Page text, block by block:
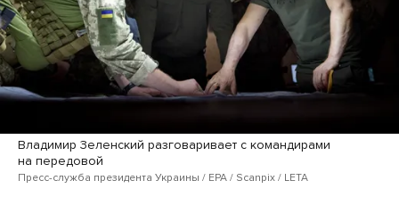
Владимир Зеленский разговаривает с командирами
на передовой
Пресс-служба президента Украины / EPA / Scanpix / LETA